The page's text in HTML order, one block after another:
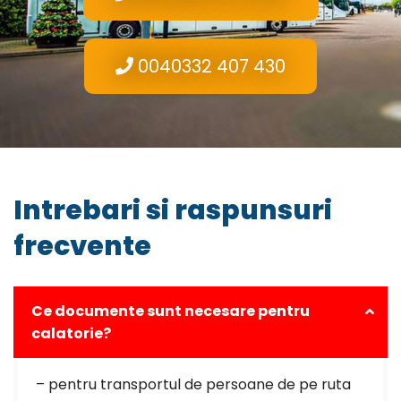
0040332 407 430
Intrebari si raspunsuri
frecvente
Ce documente sunt necesare pentru
calatorie?
– pentru transportul de persoane de pe ruta